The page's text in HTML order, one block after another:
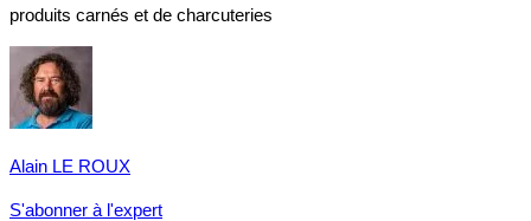
produits carnés et de charcuteries
Alain LE ROUX
S'abonner à l'expert